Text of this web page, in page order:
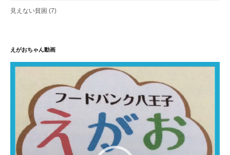
見えない貧困 (7)
えがおちゃん動画
動